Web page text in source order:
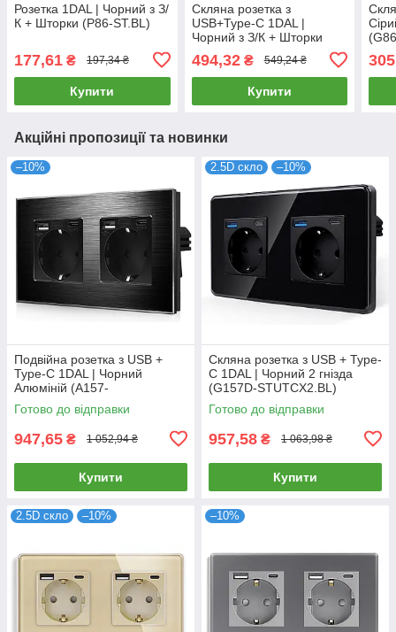
Розетка 1DAL | Чорний з З/
К + Шторки (P86-ST.BL)
177,61 ₴ 197,34 ₴
Купити
Скляна розетка з
USB+Type-C 1DAL |
Чорний з З/К + Шторки
494,32₴ 549,24 ₴
Купити
Акційні пропозиції та новинки
–10%
Подвійна розетка з USB +
Type-C 1DAL | Чорний
Алюміній (A157-
STUTCX2.BL)
Готово до відправки
947,65 ₴ 1 052,94 ₴
Купити
2.5D скло –10%
Скляна розетка з USB + Type-
C 1DAL | Чорний 2 гнізда
(G157D-STUTCX2.BL)
Готово до відправки
957,58 ₴ 1 063,98 ₴
Купити
2.5D скло –10% –10%